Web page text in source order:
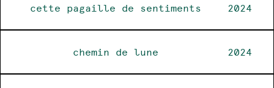
cette pagaille de sentiments 2024
chemin de lune 2024